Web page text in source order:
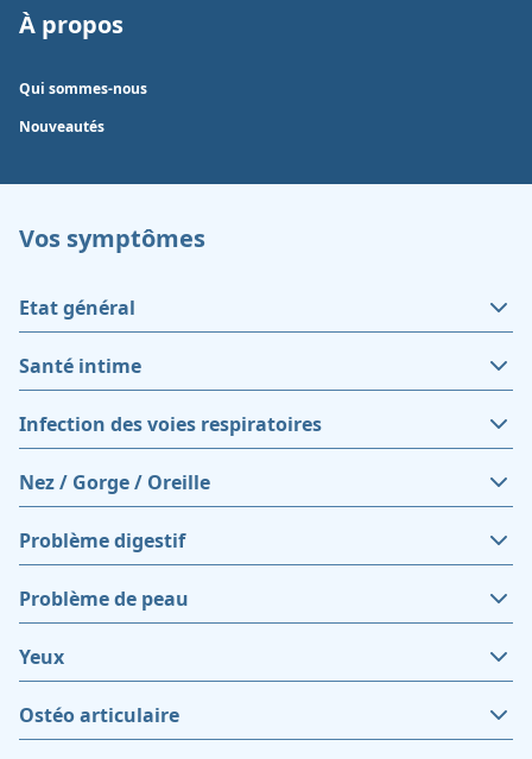
À propos
Qui sommes-nous
Nouveautés
Vos symptômes
Etat général
Santé intime
Infection des voies respiratoires
Nez / Gorge / Oreille
Problème digestif
Problème de peau
Yeux
Ostéo articulaire